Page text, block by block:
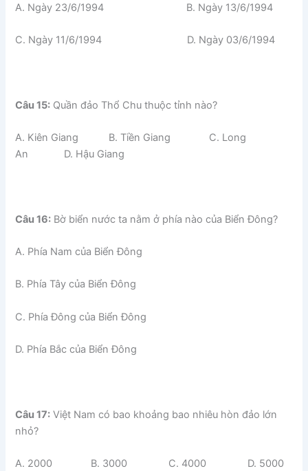
A. Ngày 23/6/1994 B. Ngày 13/6/1994
C. Ngày 11/6/1994 D. Ngày 03/6/1994
Câu 15: Quần đảo Thổ Chu thuộc tỉnh nào?
A. Kiên Giang B. Tiền Giang C. Long
An D. Hậu Giang
Câu 16: Bờ biển nước ta nằm ở phía nào của Biển Đông?
A. Phía Nam của Biển Đông
B. Phía Tây của Biển Đông
C. Phía Đông của Biển Đông
D. Phía Bắc của Biển Đông
Câu 17: Việt Nam có bao khoảng bao nhiêu hòn đảo lớn
nhỏ?
A. 2000 B. 3000 C. 4000 D. 5000